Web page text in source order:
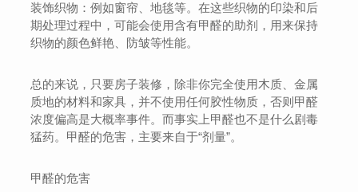
装饰织物：例如窗帘、地毯等。在这些织物的印染和后
期处理过程中，可能会使用含有甲醛的助剂，用来保持
织物的颜色鲜艳、防皱等性能。
总的来说，只要房子装修，除非你完全使用木质、金属
质地的材料和家具，并不使用任何胶性物质，否则甲醛
浓度偏高是大概率事件。而事实上甲醛也不是什么剧毒
猛药。甲醛的危害，主要来自于“剂量”。
甲醛的危害